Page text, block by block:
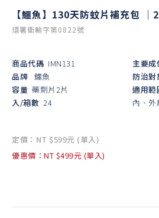
【鱷魚】130天防蚊片補充包 ｜
環署衛輸字第0822號
商品代碼 IMN131
品牌 鱷魚
容量 藥劑片2片
入/箱數 24
主要成
防治對
適用範
內、外
定價：NT $599元 (單入)
優惠價：NT $499元 (單入)